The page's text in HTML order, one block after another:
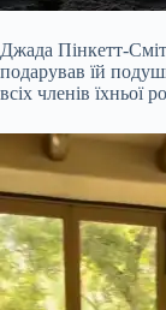
Джада Пінкетт-
подарував їй
всіх членів їхньої